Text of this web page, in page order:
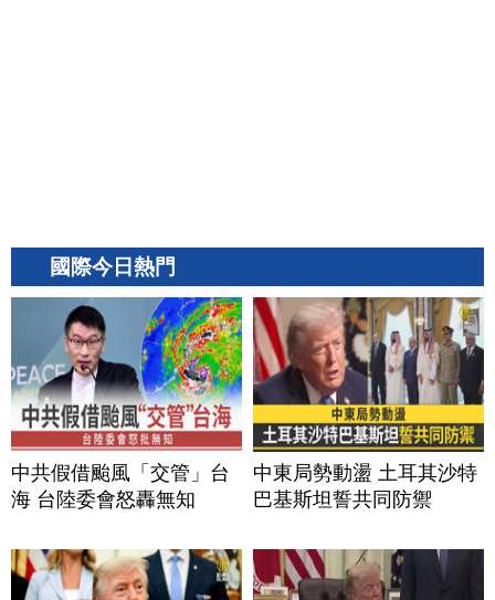
國際今日熱門
中共假借颱風「交管」台
海 台陸委會怒轟無知
中東局勢動盪 土耳其沙特
巴基斯坦誓共同防禦